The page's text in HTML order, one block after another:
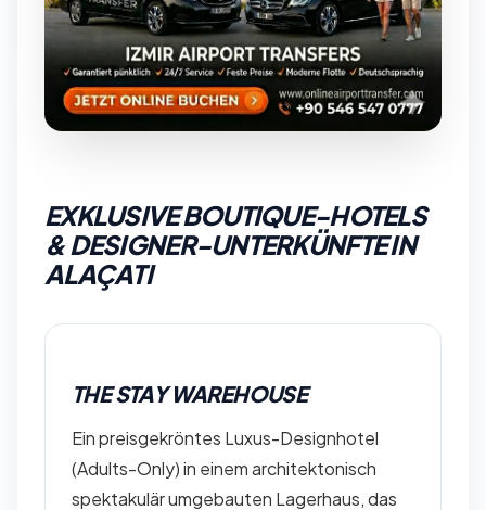
EXKLUSIVE BOUTIQUE-HOTELS
& DESIGNER-UNTERKÜNFTE IN
ALAÇATI
THE STAY WAREHOUSE
Ein preisgekröntes Luxus-Designhotel
(Adults-Only) in einem architektonisch
spektakulär umgebauten Lagerhaus, das